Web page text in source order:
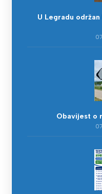
U Legradu
Obavijest o